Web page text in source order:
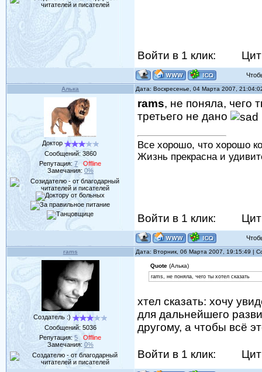
Войти в 1 клик:
Алька Дата: Воскресенье, 04 Марта 2007,
Доктор
Сообщений: 3860
Репутация:7
Offline
Замечания: 0%
rams, не поняла, чего
третьего не дано
Все хорошо, что хорошо
Жизнь прекрасна и
Войти в 1 клик:
rams Дата: Вторник, 06 Марта 2007, 19:15:49 |
Создатель :)
Сообщений: 5036
Репутация:5
Offline
Замечания: 0%
Quote(Алька)
rams, не поняла, чего ты хотел сказать
хтел сказать: хочу
для дальнейшего
другому, а чтобы всё
Войти в 1 клик: